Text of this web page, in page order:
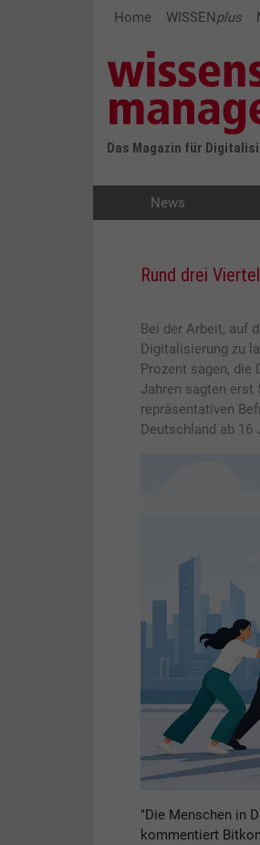
Home WISSENplus
Das Magazin für
News
Rund drei
Bei der Arbeit, auf
Digitalisierung zu
Prozent sagen, die
Jahren sagten erst
repräsentativen
Deutschland ab 16
"Die Menschen in
kommentiert